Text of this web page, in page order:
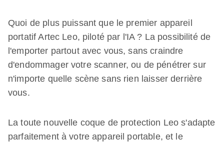
Quoi de plus puissant que le premier appareil
portatif Artec Leo, piloté par l'IA ? La possibilité de
l'emporter partout avec vous, sans craindre
d'endommager votre scanner, ou de pénétrer sur
n'importe quelle scène sans rien laisser derrière
vous.
La toute nouvelle coque de protection Leo s'adapte
parfaitement à votre appareil portable, et le